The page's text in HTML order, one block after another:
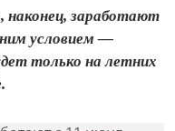
наконец, заработают
условием —
только на летних